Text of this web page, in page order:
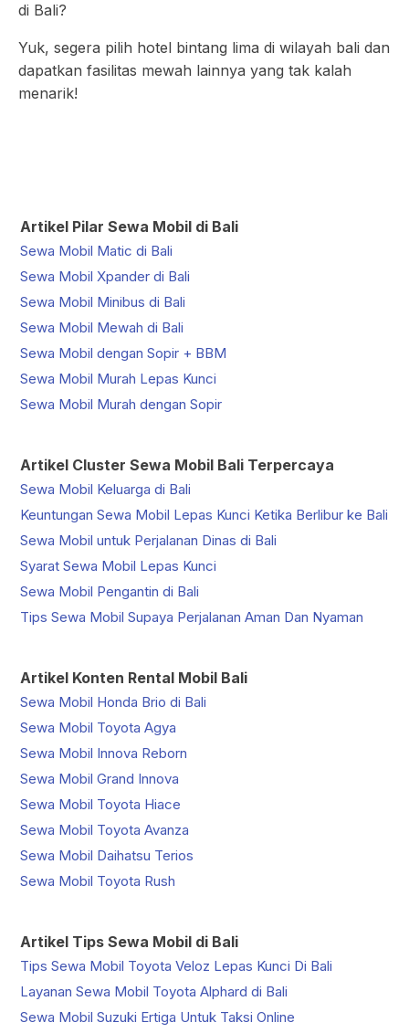
di Bali?
Yuk, segera pilih hotel bintang lima di wilayah bali dan
dapatkan fasilitas mewah lainnya yang tak kalah
menarik!
Artikel Pilar Sewa Mobil di Bali
Sewa Mobil Matic di Bali
Sewa Mobil Xpander di Bali
Sewa Mobil Minibus di Bali
Sewa Mobil Mewah di Bali
Sewa Mobil dengan Sopir + BBM
Sewa Mobil Murah Lepas Kunci
Sewa Mobil Murah dengan Sopir
Artikel Cluster Sewa Mobil Bali Terpercaya
Sewa Mobil Keluarga di Bali
Keuntungan Sewa Mobil Lepas Kunci Ketika Berlibur ke Bali
Sewa Mobil untuk Perjalanan Dinas di Bali
Syarat Sewa Mobil Lepas Kunci
Sewa Mobil Pengantin di Bali
Tips Sewa Mobil Supaya Perjalanan Aman Dan Nyaman
Artikel Konten Rental Mobil Bali
Sewa Mobil Honda Brio di Bali
Sewa Mobil Toyota Agya
Sewa Mobil Innova Reborn
Sewa Mobil Grand Innova
Sewa Mobil Toyota Hiace
Sewa Mobil Toyota Avanza
Sewa Mobil Daihatsu Terios
Sewa Mobil Toyota Rush
Artikel Tips Sewa Mobil di Bali
Tips Sewa Mobil Toyota Veloz Lepas Kunci Di Bali
Layanan Sewa Mobil Toyota Alphard di Bali
Sewa Mobil Suzuki Ertiga Untuk Taksi Online